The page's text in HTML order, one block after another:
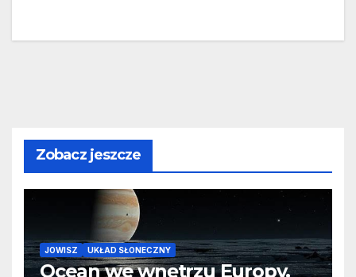
Zobacz jeszcze
JOWISZ UKŁAD SŁONECZNY
Ocean we wnętrzu Europy.